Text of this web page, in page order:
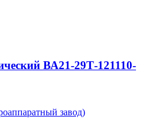
ВА21-29Т-121110-
завод)